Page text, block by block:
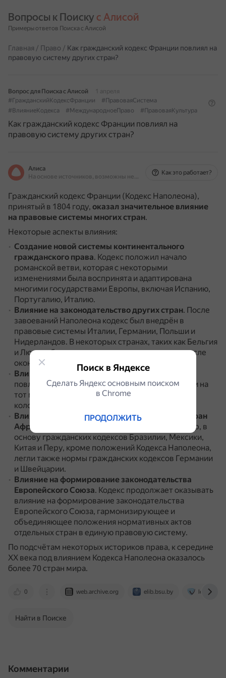
Вопросы к Поиску с Алисой
Примеры ответов Поиска с Алисой
Главная / Право / Как гражданский кодекс Франции повлиял на
правовую систему других стран?
Вопрос для Поиска с Алисой
1 апреля
#ГражданскийКодексФранции
#ПравоваяСистема
#ВлияниеКодекса
#МеждународноеПраво #ПравоваяКультура
Как гражданский кодекс Франции повлиял на
правовую систему других стран?
Алиса
На основе источников, возможны неточности
Как это работает?
Гражданский кодекс Франции (Кодекс Наполеона),
принятый в 1804 году, оказал значительное влияние
на правовые системы многих стран.
Некоторые аспекты влияния:
Создание новой системы континентального
гражданского права. Кодекс положил начало
романской ветви, которая с некоторыми
изменениями была воспринята и адаптирована
многими государствами Европы, включая Испанию,
Португалию, Италию.
Влияние на законодательство других стран. После
завоеваний Наполеона кодекс был внедрён в
правовые системы Италии, Германии, Польши и
Нидерландов. В некоторых странах, таких как Бельгия
и Люксембург, кодекс оставался в силе даже после
окончания наполеоновских войн.
Влияние на право в Северной Америке
повлиял на право в Луизиане и Квебеке, хотя они на
тот момент перестали быть французскими
колониями.
Влияние на гражданское законодательство стран
Африки, Латинской Америки и Азии
Например, в
основу гражданских кодексов Бразилии, Мексики,
Китая и Перу, кроме положений Кодекса Наполеона,
легли также нормы гражданских кодексов Германии
и Швейцарии.
Влияние на формирование законодательства
Европейского Союза. Кодекс продолжает оказывать
влияние на формирование законодательства
Европейского Союза, гармонизирующее и
объединяющее положения нормативных актов
отдельных стран в единую правовую систему.
По подсчётам некоторых историков права, к середине
XX века под влиянием Кодекса Наполеона оказалось
более 70 стран мира.
0 web.archive.org elib.bsu.by
Найти в Поиске
Комментарии
Поиск в Яндексе
Сделать Яндекс основным поиском
в Сhrome
ПРОДОЛЖИТЬ